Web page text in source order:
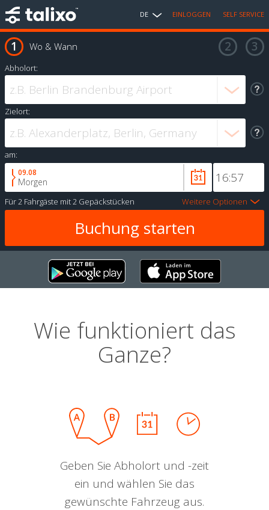
DE EINLOGGEN SELF SERVICE
Wo & Wann
Abholort:
Zielort:
am:
09.08
Morgen
Für2 Fahrgäste mit2 Gepäckstücken Weitere Optionen
Wie funktioniert das
Ganze?
Geben Sie Abholort und -zeit
ein und wählen Sie das
gewünschte Fahrzeug aus.